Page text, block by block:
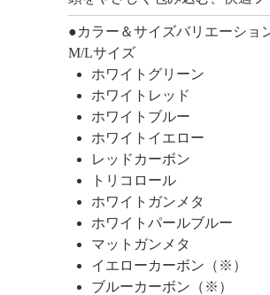
ペ
ッ
●カラー＆サイズバリエーショ
M/Lサイズ
ホワイトグリーン
ホワイトレッド
ホワイトブルー
ホワイトイエロー
レッドカーボン
トリコロール
ホワイトガンメタ
ホワイトパールブルー
マットガンメタ
イエローカーボン（※）
ブルーカーボン（※）